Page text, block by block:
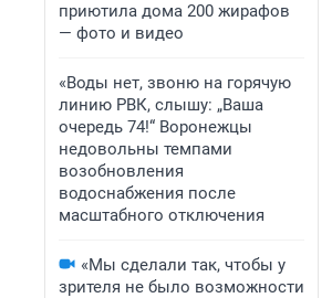
приютила дома 200 жирафов
— фото и видео
«Воды нет, звоню на горячую
линию РВК, слышу: „Ваша
очередь 74!“ Воронежцы
недовольны темпами
возобновления
водоснабжения после
масштабного отключения
«Мы сделали так, чтобы у
зрителя не было возможности